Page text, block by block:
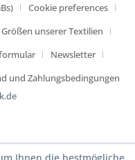
Cookie preferences
Größen unserer Textilien
Newsletter
und Zahlungsbedingungen